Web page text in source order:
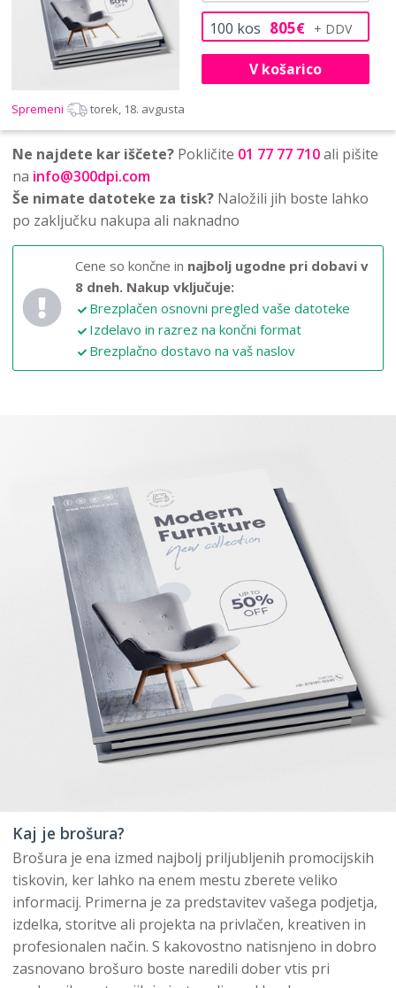
100 kos 805€
V košarico
Spremeni torek, 18. avgusta
Ne najdete kar iščete? Pokličite 01 77 77 710ali pišite
na info@300dpi.com
Še nimate datoteke za tisk? Naložili jih boste lahko
po zaključku nakupa ali naknadno
Cene so končne in najbolj ugodne pri dobavi v
8 dneh. Nakup vključuje:
Brezplačen osnovni pregled vaše datoteke
Izdelavo in razrez na končni format
Brezplačno dostavo na vaš naslov
Kaj je brošura?
Brošura je ena izmed najbolj priljubljenih promocijskih
tiskovin, ker lahko na enem mestu zberete veliko
informacij. Primerna je za predstavitev vašega podjetja,
izdelka, storitve ali projekta na privlačen, kreativen in
profesionalen način. S kakovostno natisnjeno in dobro
zasnovano brošuro boste naredili dober vtis pri